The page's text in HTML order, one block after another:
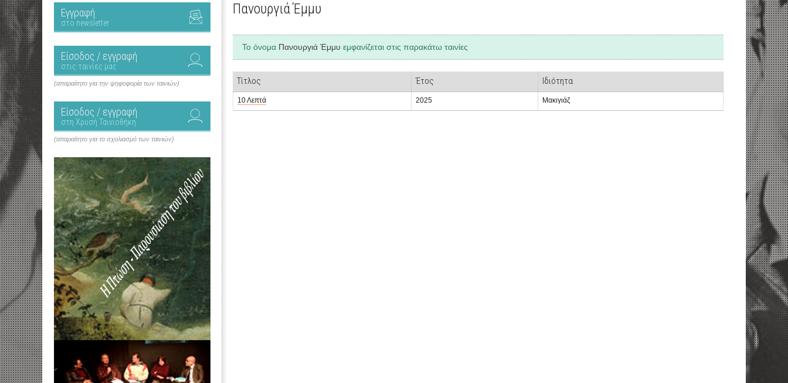
Εγγραφή
στο newsletter
Είσοδος / εγγραφή
στις ταινίες μας
(απαραίτητο για την ψηφοφορία των ταινιών)
Είσοδος / εγγραφή
στη Χρυσή Ταινιοθήκη
(απαραίτητο για το σχολιασμό των ταινιών)
Πανουργιά Έμμυ
Το όνομα Πανουργιά Έμμυ εμφανίζεται στις παρακάτω ταινίες
Τίτλος Έτος Ιδιότητα
10 Λεπτά 2025 Μακιγιάζ